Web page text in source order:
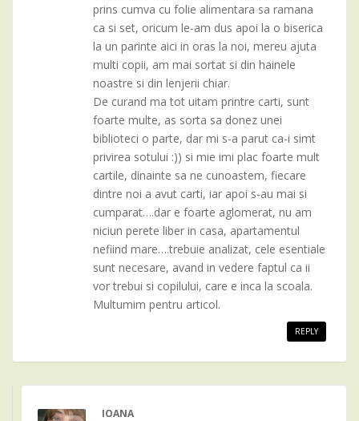
prins cumva cu folie alimentara sa ramana
ca si set, oricum le-am dus apoi la o biserica
la un parinte aici in oras la noi, mereu ajuta
multi copii, am mai sortat si din hainele
noastre si din lenjerii chiar.
De curand ma tot uitam printre carti, sunt
foarte multe, as sorta sa donez unei
biblioteci o parte, dar mi s-a parut ca-i simt
privirea sotului :)) si mie imi plac foarte mult
cartile, dinainte sa ne cunoastem, fiecare
dintre noi a avut carti, iar apoi s-au mai si
cumparat….dar e foarte aglomerat, nu am
niciun perete liber in casa, apartamentul
nefiind mare….trebuie analizat, cele esentiale
sunt necesare, avand in vedere faptul ca ii
vor trebui si copilului, care e inca la scoala.
Multumim pentru articol.
REPLY
IOANA